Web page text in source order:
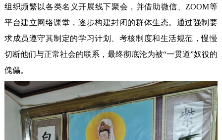
组织频繁以各类名义开展线下聚会，并借助微信、ZOOM等
平台建立网络课堂，逐步构建封闭的群体生态。通过强制要
求成员遵守其制定的学习计划、考核制度和生活规范，慢慢
切断他们与正常社会的联系，最终彻底沦为被“一贯道”奴役的
傀儡。